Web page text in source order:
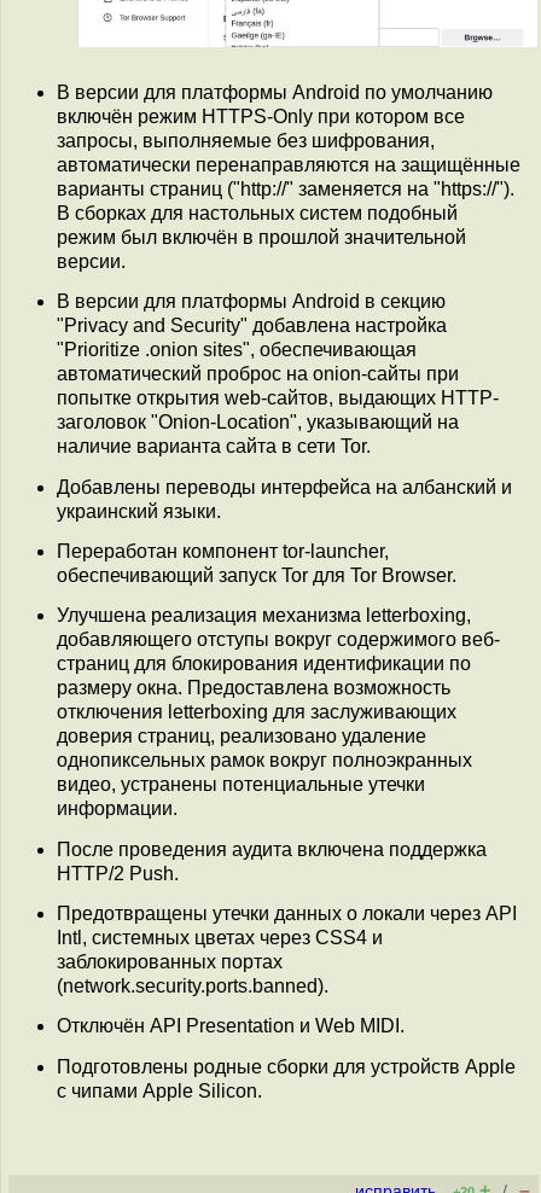
В версии для платформы Android по умолчанию
включён режим HTTPS-Only при котором все
запросы, выполняемые без шифрования,
автоматически перенаправляются на защищённые
варианты страниц ("http://" заменяется на "https://").
В сборках для настольных систем подобный
режим был включён в прошлой значительной
версии.
В версии для платформы Android в секцию
"Privacy and Security" добавлена настройка
"Prioritize .onion sites", обеспечивающая
автоматический проброс на onion-сайты при
попытке открытия web-сайтов, выдающих HTTP-
заголовок "Onion-Location", указывающий на
наличие варианта сайта в сети Tor.
Добавлены переводы интерфейса на албанский и
украинский языки.
Переработан компонент tor-launcher,
обеспечивающий запуск Tor для Tor Browser.
Улучшена реализация механизма letterboxing,
добавляющего отступы вокруг содержимого веб-
страниц для блокирования идентификации по
размеру окна. Предоставлена возможность
отключения letterboxing для заслуживающих
доверия страниц, реализовано удаление
однопиксельных рамок вокруг полноэкранных
видео, устранены потенциальные утечки
информации.
После проведения аудита включена поддержка
HTTP/2 Push.
Предотвращены утечки данных о локали через API
Intl, системных цветах через CSS4 и
заблокированных портах
(network.security.ports.banned).
Отключён API Presentation и Web MIDI.
Подготовлены родные сборки для устройств Apple
с чипами Apple Silicon.